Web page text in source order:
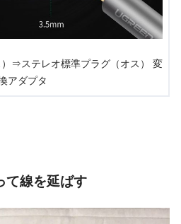
⇒ステレオ標準プラグ（オス） 変
アダプタ
て線を延ばす